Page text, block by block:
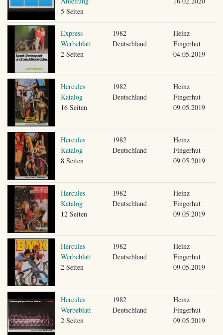
5 Seiten
Express
Werbeblatt
2 Seiten
1982
Deutschland
Heinz
Fingerhut
04.05.2019
Hercules
Katalog
16 Seiten
1982
Deutschland
Heinz
Fingerhut
09.05.2019
Hercules
Katalog
8 Seiten
1982
Deutschland
Heinz
Fingerhut
09.05.2019
Hercules
Katalog
12 Seiten
1982
Deutschland
Heinz
Fingerhut
09.05.2019
Hercules
Werbeblatt
2 Seiten
1982
Deutschland
Heinz
Fingerhut
09.05.2019
Hercules
Werbeblatt
2 Seiten
1982
Deutschland
Heinz
Fingerhut
09.05.2019